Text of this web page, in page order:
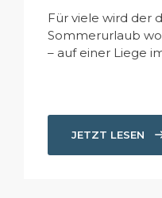
Für viele wird der
Sommerurlaub
– auf einer Liege
JETZT LESEN